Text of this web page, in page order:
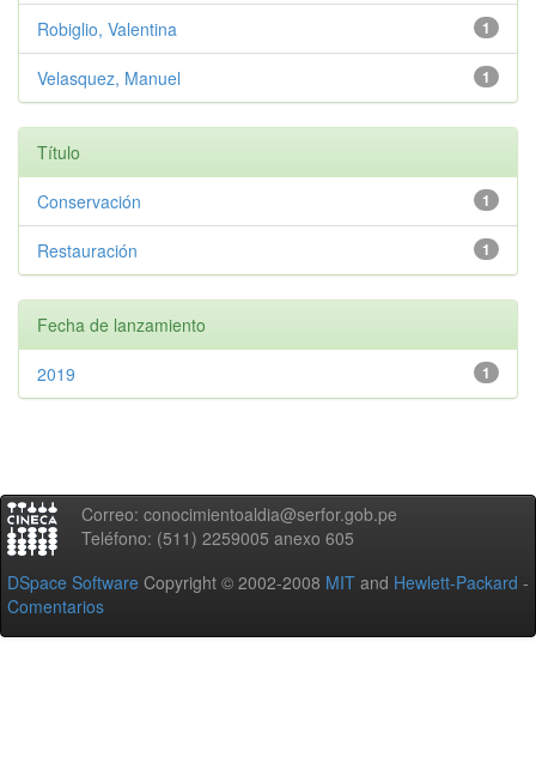
1
Robiglio, Valentina
1
Velasquez, Manuel
Título
1
Conservación
1
Restauración
Fecha de lanzamiento
1
2019
Correo: conocimientoaldia@serfor.gob.pe
Teléfono: (511) 2259005 anexo 605
DSpace Software Copyright © 2002-2008 MIT and Hewlett-Packard -
Comentarios